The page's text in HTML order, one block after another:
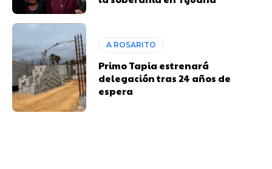
A ROSARITO
Primo Tapia estrenará
delegación tras 24 años de
espera